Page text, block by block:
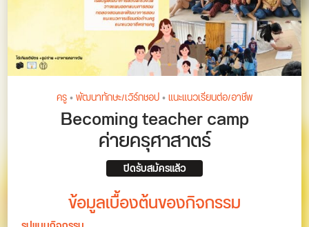
ครู•พัฒนาทักษะ/เวิร์กชอป•แนะแนวเรียนต่อ/อาชีพ
Becoming teacher camp
ค่ายครุศาสาตร์
ปิดรับสมัครแล้ว
ข้อมูลเบื้องต้นของกิจกรรม